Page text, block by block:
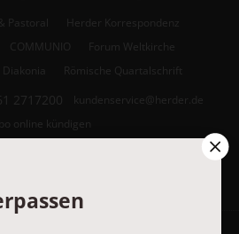
Pastoral
Herder Korrespondenz
COMMUNIO
Forum Weltkirche
Diakonia Römische Quartalschrift
2717200
kundenservice@herder.de
online kündigen